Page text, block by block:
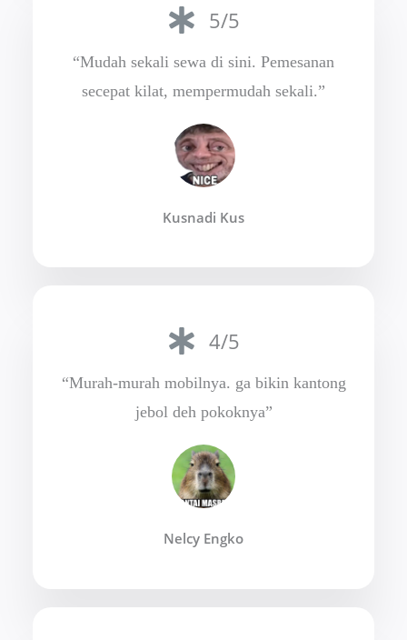
5/5
“Mudah sekali sewa di sini. Pemesanan
secepat kilat, mempermudah sekali.”
Kusnadi Kus
4/5
“Murah-murah mobilnya. ga bikin kantong
jebol deh pokoknya”
Nelcy Engko